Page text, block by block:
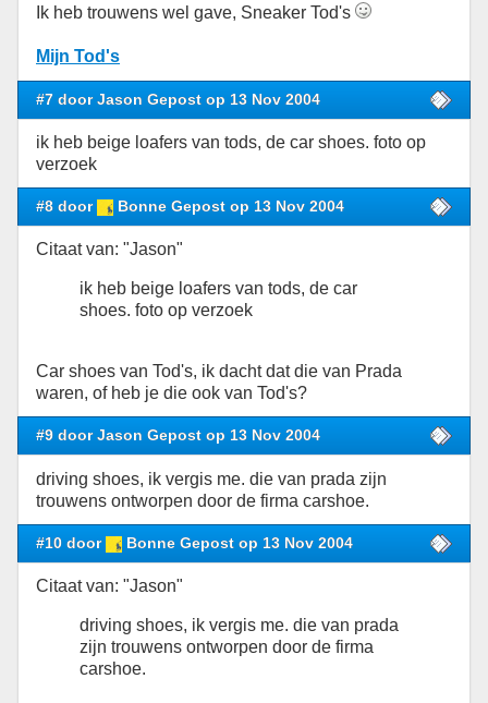
Ik heb trouwens wel gave, Sneaker Tod's
Mijn Tod's
#7 door Jason Gepost op 13 Nov 2004
ik heb beige loafers van tods, de car shoes. foto op
verzoek
#8 door Bonne Gepost op 13 Nov 2004
Citaat van: "Jason"
ik heb beige loafers van tods, de car
shoes. foto op verzoek
Car shoes van Tod's, ik dacht dat die van Prada
waren, of heb je die ook van Tod's?
#9 door Jason Gepost op 13 Nov 2004
driving shoes, ik vergis me. die van prada zijn
trouwens ontworpen door de firma carshoe.
#10 door Bonne Gepost op 13 Nov 2004
Citaat van: "Jason"
driving shoes, ik vergis me. die van prada
zijn trouwens ontworpen door de firma
carshoe.